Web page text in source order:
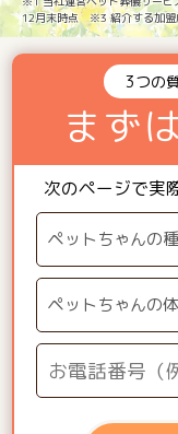
12月末時点 ※3 紹介する加盟
3つの
まずは
次のページで実